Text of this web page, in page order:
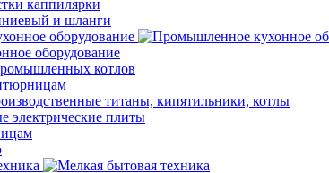
каппилярки
и шланги
оборудование
котлов
титаны, кипятильники, котлы
плиты